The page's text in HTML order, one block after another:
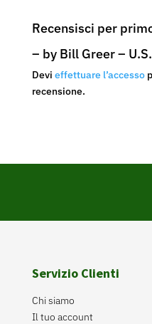
Recensisci per
– by Bill Greer –
Devi effettuare l’accesso
recensione.
Servizio Clienti
Chi siamo
Il tuo account